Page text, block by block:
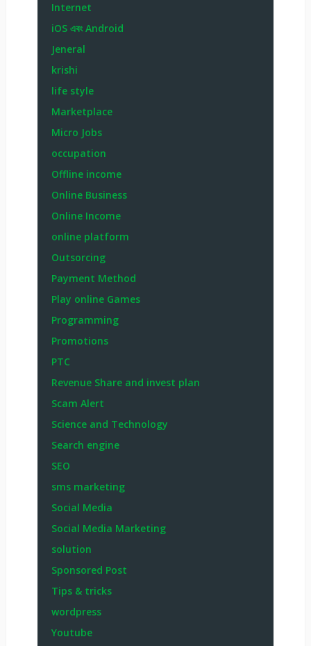
Internet
iOS এবং Android
Jeneral
krishi
life style
Marketplace
Micro Jobs
occupation
Offline income
Online Business
Online Income
online platform
Outsorcing
Payment Method
Play online Games
Programming
Promotions
PTC
Revenue Share and invest plan
Scam Alert
Science and Technology
Search engine
SEO
sms marketing
Social Media
Social Media Marketing
solution
Sponsored Post
Tips & tricks
wordpress
Youtube